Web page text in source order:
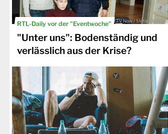
RTL-Daily vor der "Eventwoche" © TV Now / Stefan Behrens
"Unter uns": Bodenständig und
verlässlich aus der Krise?